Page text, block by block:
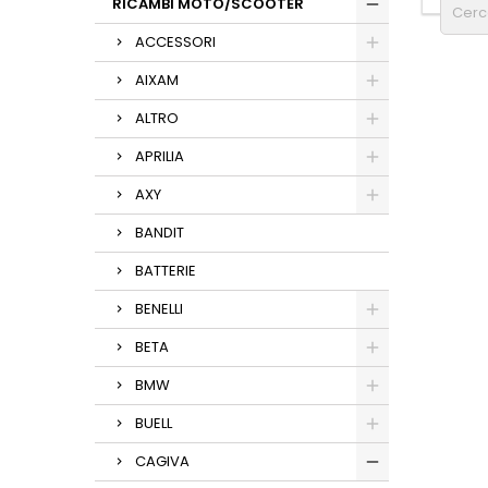
ACCESSORI
AIXAM
ALTRO
APRILIA
AXY
BANDIT
BATTERIE
BENELLI
BETA
BMW
BUELL
CAGIVA